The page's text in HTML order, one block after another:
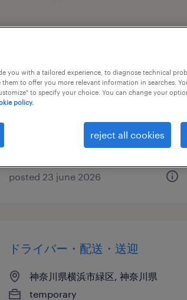
神奈川県横浜市緑区, 神奈川県
temporary
posted 23 june 2026
ドライバー・配送・送迎
神奈川県横浜市緑区, 神奈川県
temporary
you with a tailored experience, to diagnose technical
them to offer you more relevant information in searches.
to specify your choice. You can change your
policy.
reject all cookies